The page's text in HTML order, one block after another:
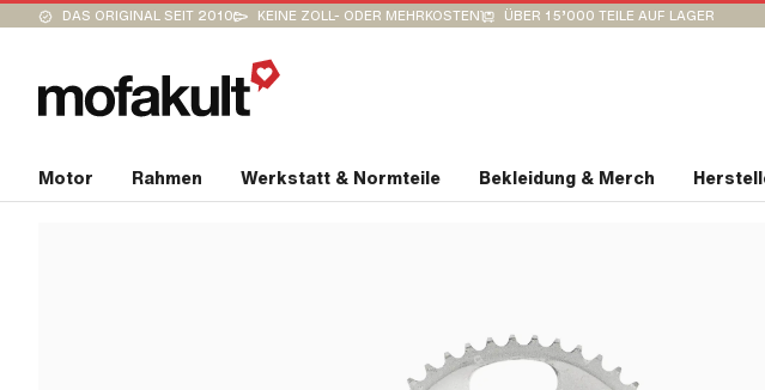
DAS ORIGINAL SEIT 2010 KEINE ZOLL- ODER MEHRKOSTEN ÜBER 15’000 TEILE AUF LAGER
Motor Rahmen Werkstatt & Normteile Bekleidung & Merch